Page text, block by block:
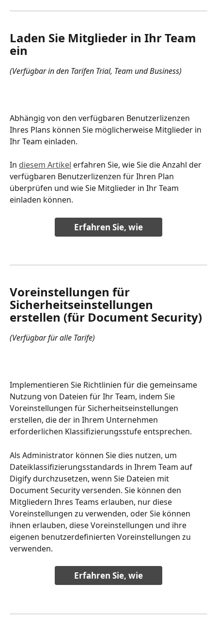
Laden Sie Mitglieder in Ihr Team
ein
(Verfügbar in den Tarifen Trial, Team und Business)
Abhängig von den verfügbaren Benutzerlizenzen
Ihres Plans können Sie möglicherweise Mitglieder in
Ihr Team einladen.
In diesem Artikel erfahren Sie, wie Sie die Anzahl der
verfügbaren Benutzerlizenzen für Ihren Plan
überprüfen und wie Sie Mitglieder in Ihr Team
einladen können.
Erfahren Sie, wie
Voreinstellungen für
Sicherheitseinstellungen
erstellen (für Document Security)
(Verfügbar für alle Tarife)
Implementieren Sie Richtlinien für die gemeinsame
Nutzung von Dateien für Ihr Team, indem Sie
Voreinstellungen für Sicherheitseinstellungen
erstellen, die der in Ihrem Unternehmen
erforderlichen Klassifizierungsstufe entsprechen.
Als Administrator können Sie dies nutzen, um
Dateiklassifizierungsstandards in Ihrem Team auf
Digify durchzusetzen, wenn Sie Dateien mit
Document Security versenden. Sie können den
Mitgliedern Ihres Teams erlauben, nur diese
Voreinstellungen zu verwenden, oder Sie können
ihnen erlauben, diese Voreinstellungen und ihre
eigenen benutzerdefinierten Voreinstellungen zu
verwenden.
Erfahren Sie, wie